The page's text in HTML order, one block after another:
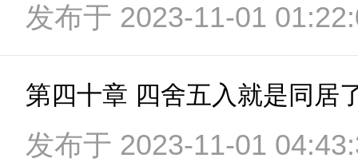
发布于 2023-11-01
第四十章 四舍五入就是同居
发布于 2023-11-01